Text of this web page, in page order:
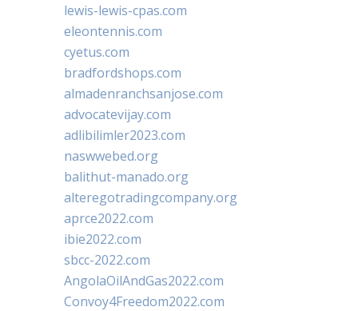
lewis-lewis-cpas.com
eleontennis.com
cyetus.com
bradfordshops.com
almadenranchsanjose.com
advocatevijay.com
adlibilimler2023.com
naswwebed.org
balithut-manado.org
alteregotradingcompany.org
aprce2022.com
ibie2022.com
sbcc-2022.com
AngolaOilAndGas2022.com
Convoy4Freedom2022.com